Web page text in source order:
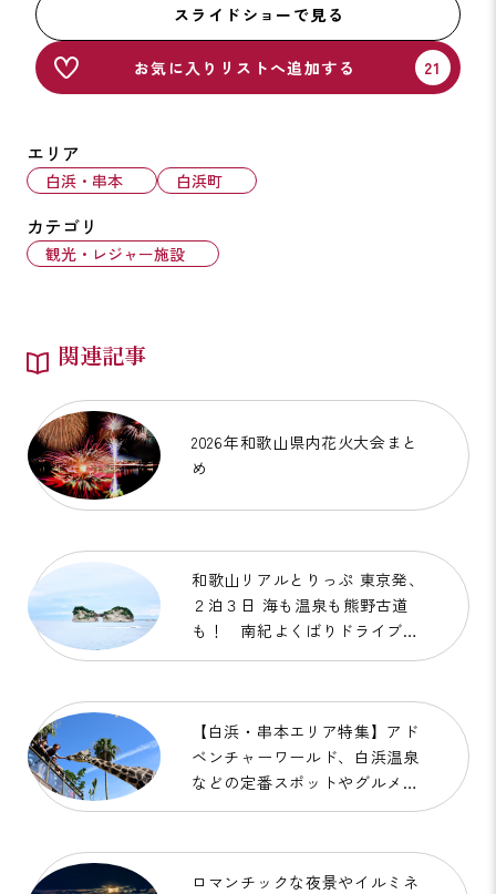
スライドショーで見る
お気に入りリストへ追加する
エリア
白浜・串本 白浜町
カテゴリ
観光・レジャー施設
関連記事
2026年和歌山県内花火大会まと
め
和歌山リアルとりっぷ 東京発、
２泊３日 海も温泉も熊野古道
も！ 南紀よくばりドライブ
旅 【前編】
【白浜・串本エリア特集】アド
ベンチャーワールド、白浜温泉
などの定番スポットやグルメ、
アクティビティなどをご紹介！
ロマンチックな夜景やイルミネ